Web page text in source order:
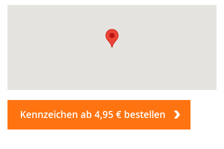
Kennzeichen ab 4,95 € bestellen